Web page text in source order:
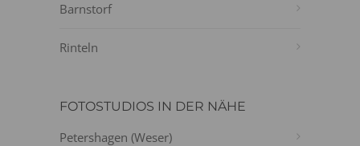
Barnstorf
Rinteln
FOTOSTUDIOS IN DER NÄHE
Petershagen (Weser)